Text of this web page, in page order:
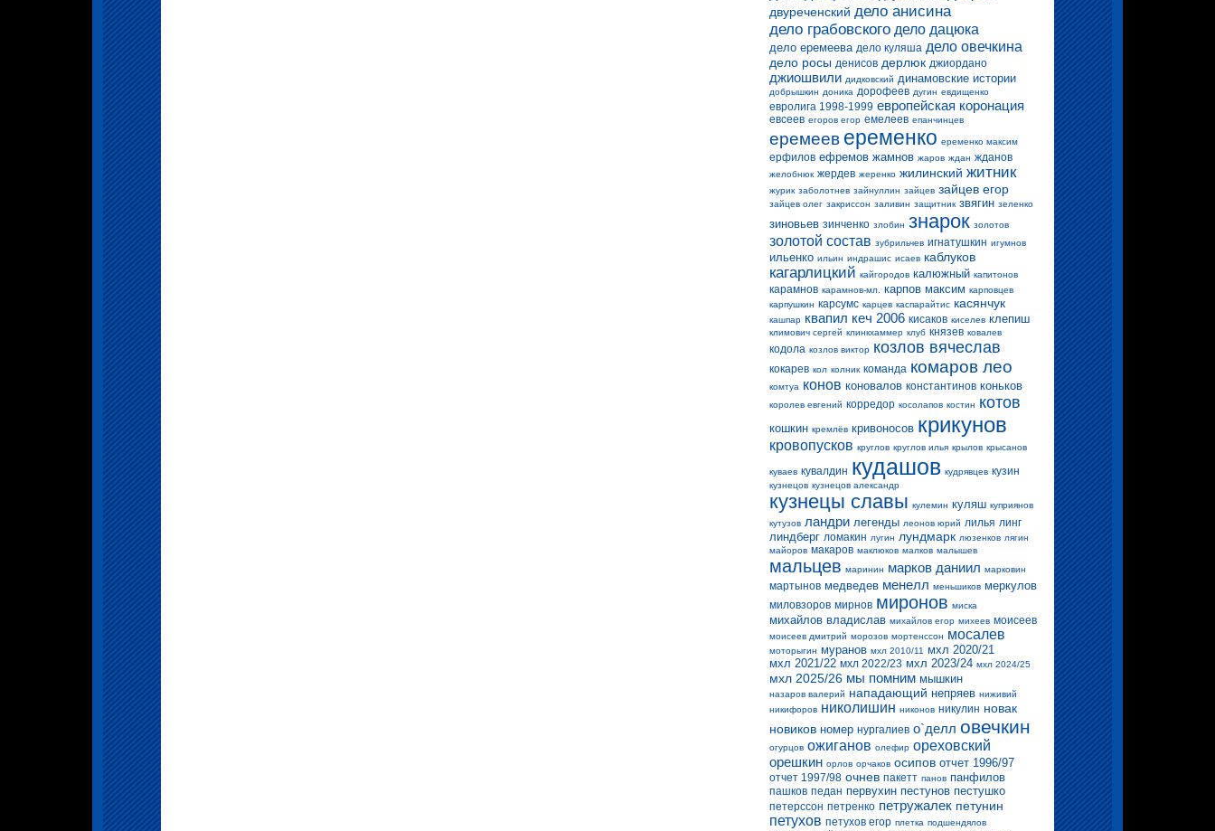
двуреченский дело анисина
дело грабовского дело дацюка
дело еремеева дело куляша дело овечкина
дело росы денисов дерлюк джиордано
джиошвили дидковский динамовские истории
добрышкин доника дорофеев дугин евдищенко
евролига 1998-1999 европейская коронация
евсеев егоров егор емелеев епанчинцев
еремеев еременко еременко максим
ерфилов ефремов жамнов жаров ждан жданов
желобнюк жердев жеренко жилинский житник
журик заболотнев зайнуллин зайцев зайцев егор
зайцев олег закриссон заливин защитник звягин зеленко
зиновьев зинченко злобин знарок золотов
золотой состав зубрильчев игнатушкин игумнов
ильенко ильин индрашис исаев каблуков
кагарлицкий кайгородов калюжный капитонов
карамнов карамнов-мл. карпов максим карповцев
карпушкин карсумс карцев каспарайтис касянчук
кашпар квапил кеч 2006 кисаков киселев клепиш
климович сергей клинкхаммер клуб князев ковалев
кодола козлов виктор козлов вячеслав
кокарев кол колник команда комаров лео
комтуа конов коновалов константинов коньков
королев евгений корредор косолапов костин котов
кошкин кремлёв кривоносов крикунов
кровопусков круглов круглов илья крылов крысанов
куваев кувалдин кудашов кудрявцев кузин
кузнецов кузнецов александр
кузнецы славы кулемин куляш куприянов
кутузов ландри легенды леонов юрий лилья линг
линдберг ломакин лугин лундмарк люзенков лягин
майоров макаров маклюков малков малышев
мальцев маринин марков даниил марковин
мартынов медведев менелл меньшиков меркулов
миловзоров мирнов миронов миска
михайлов владислав михайлов егор михеев моисеев
моисеев дмитрий морозов мортенссон мосалев
моторыгин муранов мхл 2010/11 мхл 2020/21
мхл 2021/22 мхл 2022/23 мхл 2023/24 мхл 2024/25
мхл 2025/26 мы помним мышкин
назаров валерий нападающий непряев ниживий
никифоров николишин никонов никулин новак
новиков номер нургалиев о`делл овечкин
огурцов ожиганов олефир ореховский
орешкин орлов орчаков осипов отчет 1996/97
отчет 1997/98 очнев пакетт панов панфилов
пашков педан первухин пестунов пестушко
петерссон петренко петружалек петунин
петухов петухов егор плетка подшендялов